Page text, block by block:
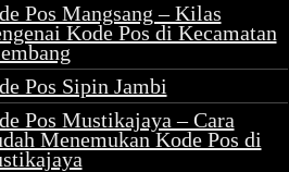
Pos Mangsang – Kilas
Kode Pos di Kecamatan
Pos Sipin Jambi
Pos Mustikajaya – Cara
Menemukan Kode Pos di